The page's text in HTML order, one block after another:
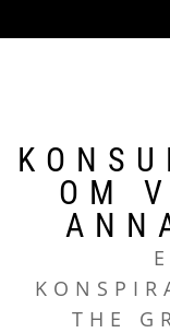
till
OM
THE